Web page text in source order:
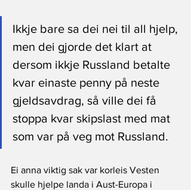
Ikkje bare sa dei nei til all hjelp,
men dei gjorde det klart at
dersom ikkje Russland betalte
kvar einaste penny på neste
gjeldsavdrag, så ville dei få
stoppa kvar skipslast med mat
som var på veg mot Russland.
Ei anna viktig sak var korleis Vesten
skulle hjelpe landa i Aust-Europa i